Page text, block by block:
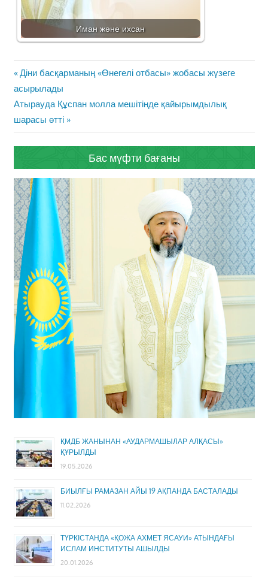
Иман және ихсан
Жазба
навигациясы
Previous
Post:
Діни басқарманың «Өнегелі отбасы» жобасы жүзеге
асырылады
Next
Post:
Атырауда Құспан молла мешітінде қайырымдылық
шарасы өтті
Бас мүфти бағаны
ҚМДБ ЖАНЫНАН «АУДАРМАШЫЛАР АЛҚАСЫ»
ҚҰРЫЛДЫ
19.05.2026
БИЫЛҒЫ РАМАЗАН АЙЫ 19 АҚПАНДА БАСТАЛАДЫ
11.02.2026
ТҮРКІСТАНДА «ҚОЖА АХМЕТ ЯСАУИ» АТЫНДАҒЫ
ИСЛАМ ИНСТИТУТЫ АШЫЛДЫ
20.01.2026